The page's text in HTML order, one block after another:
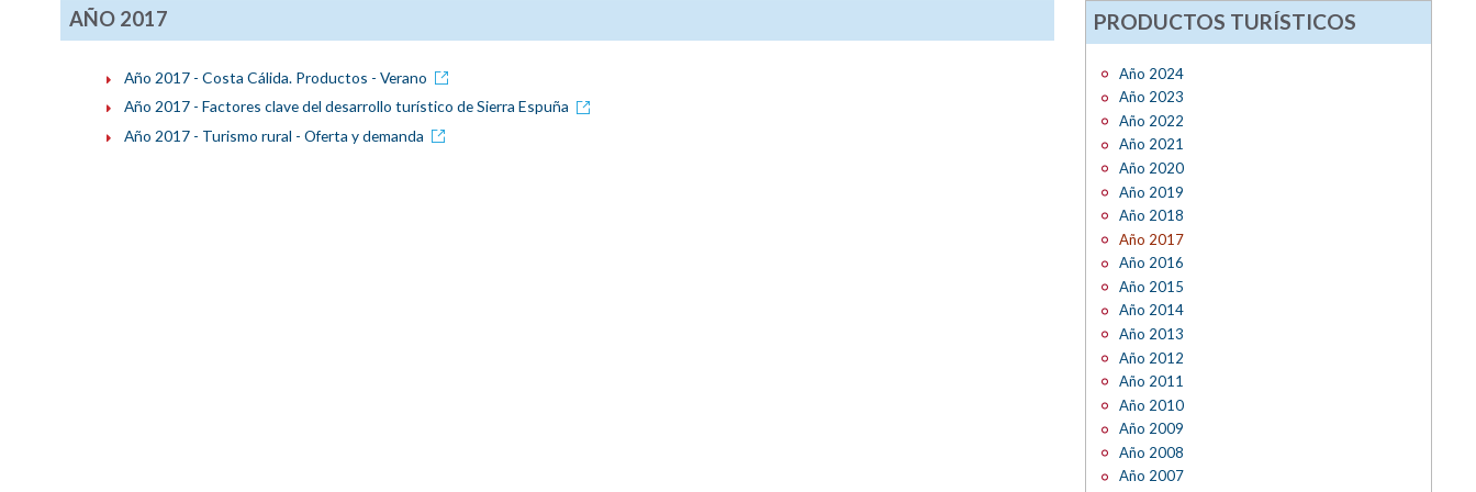
AÑO 2017
Año 2017 - Costa Cálida. Productos - Verano
Año 2017 - Factores clave del desarrollo turístico de Sierra Espuña
Año 2017 - Turismo rural - Oferta y demanda
PRODUCTOS TURÍSTICOS
Año 2024
Año 2023
Año 2022
Año 2021
Año 2020
Año 2019
Año 2018
Año 2017
Año 2016
Año 2015
Año 2014
Año 2013
Año 2012
Año 2011
Año 2010
Año 2009
Año 2008
Año 2007